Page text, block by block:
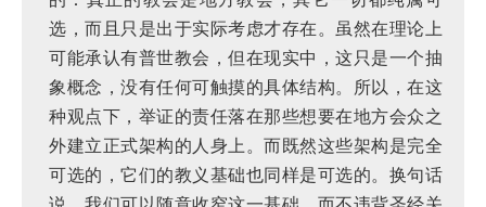
选，而且只是出于实际考虑才存在。虽然在理论上
可能承认有普世教会，但在现实中，这只是一个抽
象概念，没有任何可触摸的具体结构。所以，在这
种观点下，举证的责任落在那些想要在地方会众之
外建立正式架构的人身上。而既然这些架构是完全
可选的，它们的教义基础也同样是可选的。换句话